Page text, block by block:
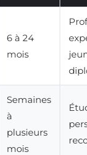
6 à 24
mois
Semaines
à
plusieurs
mois